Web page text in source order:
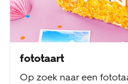
fototaart
Op zoek naar een